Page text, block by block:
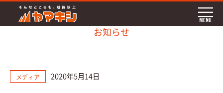
お知らせ
メディア 2020年5月14日